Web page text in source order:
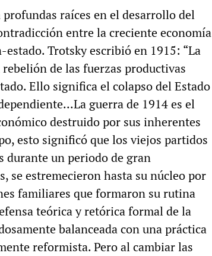
raíces en el desarrollo del
entre la creciente economía
Trotsky escribió en 1915: “La
de las fuerzas productivas
Ello significa el colapso del Estado
guerra de 1914 es el
destruido por sus inherentes
esto significó que los viejos partidos
durante un periodo de gran
se estremecieron hasta su núcleo por
familiares que formaron su rutina
teórica y retórica formal de la
balanceada con una práctica
reformista. Pero al cambiar las